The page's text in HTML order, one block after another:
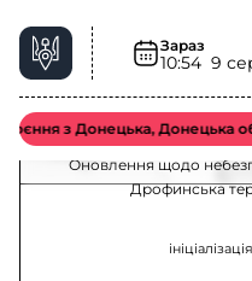
Зараз
10:54 9
з Донецька, Донецька
Небезпека
Дрофинська
Оновлення щодо
Дрофинська